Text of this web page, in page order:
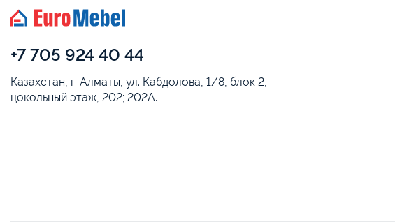
+7 705 924 40 44
Казахстан, г. Алматы, ул. Кабдолова, 1/8, блок 2,
цокольный этаж, 202; 202А.